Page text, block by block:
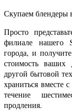
Скупаем блендеры
Просто
филиале нашего
города, и
стоимость ваших
другой бытовой
храниться вместе
течение
продления.